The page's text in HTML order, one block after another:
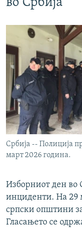
во Србија
Србија -- Полиција
март 2026 година.
Изборниот ден во
инциденти. На 29
српски општини
Гласањето се